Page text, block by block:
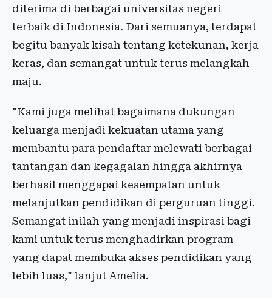
diterima di berbagai universitas negeri
terbaik di Indonesia. Dari semuanya, terdapat
begitu banyak kisah tentang ketekunan, kerja
keras, dan semangat untuk terus melangkah
maju.
"Kami juga melihat bagaimana dukungan
keluarga menjadi kekuatan utama yang
membantu para pendaftar melewati berbagai
tantangan dan kegagalan hingga akhirnya
berhasil menggapai kesempatan untuk
melanjutkan pendidikan di perguruan tinggi.
Semangat inilah yang menjadi inspirasi bagi
kami untuk terus menghadirkan program
yang dapat membuka akses pendidikan yang
lebih luas," lanjut Amelia.